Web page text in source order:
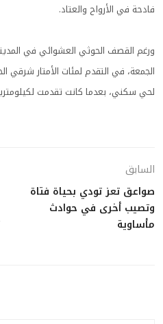
فادحة في الأرواح والعتاد.
ورغم القصف الحوثي العشوائي في
الجمعة، في التقدم لمئات الأمتار
لحي سكني، بعدما كانت تقدمت
السابق
صواعق تعز تودي بحياة فتاة
وتصيب أخرى في حوادث
مأساوية